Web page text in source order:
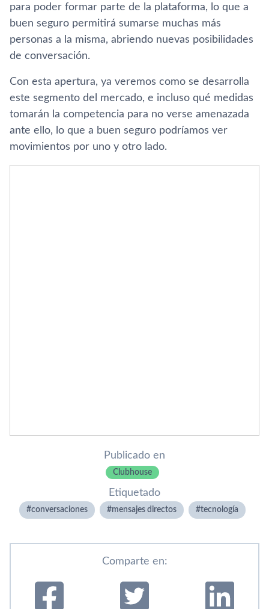
para poder formar parte de la plataforma, lo que a
buen seguro permitirá sumarse muchas más
personas a la misma, abriendo nuevas posibilidades
de conversación.
Con esta apertura, ya veremos como se desarrolla
este segmento del mercado, e incluso qué medidas
tomarán la competencia para no verse amenazada
ante ello, lo que a buen seguro podríamos ver
movimientos por uno y otro lado.
Publicado en
Clubhouse
Etiquetado
conversaciones mensajes directos tecnologí­a
Comparte en: